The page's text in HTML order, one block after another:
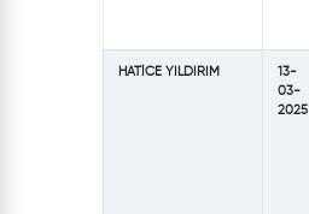
HATİCE YILDIRIM
13-
03-
2025